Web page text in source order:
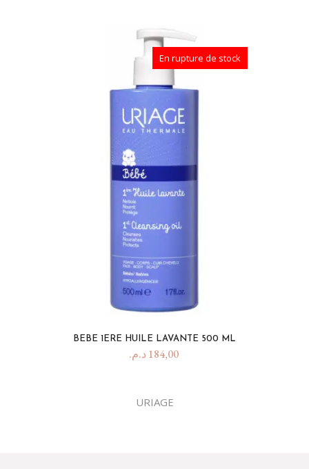
En rupture de stock
BEBE 1ERE HUILE LAVANTE 500 ML
184,00 د.م.
URIAGE